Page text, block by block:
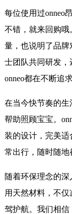
每位使用过onneo
不错，就来回购
量，也说明了品
士团队共同研发，
onneo都在不断追
在当今快节奏的
帮助照顾宝宝。
装的设计，完美适
常出行，随时随地
随着环保理念的
用天然材料，不
驾护航。我们相信